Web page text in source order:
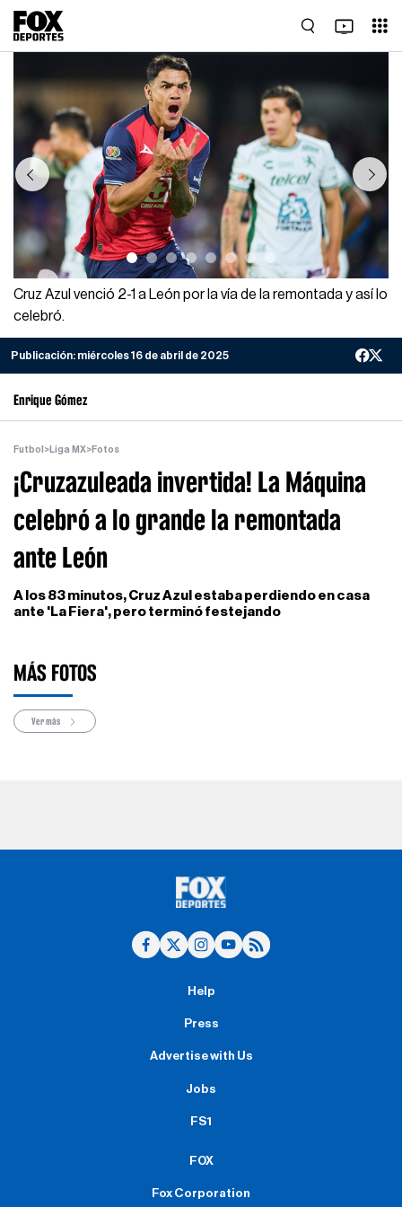
Previous Next
Cruz Azul venció 2-1 a León por la vía de la remontada y así lo
celebró.
Publicación: miércoles 16 de abril de 2025
Enrique Gómez
Futbol >Liga MX>Fotos
¡Cruzazuleada invertida! La Máquina
celebró a lo grande la remontada
ante León
A los 83 minutos, Cruz Azul estaba perdiendo en casa
ante 'La Fiera', pero terminó festejando
MÁS FOTOS
Ver más
Help
Press
Advertise with Us
Jobs
FS1
FOX
Fox Corporation